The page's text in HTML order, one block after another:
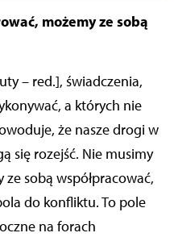
możemy ze sobą
– red.], świadczenia,
a których nie
że nasze drogi w
się rozejść. Nie musimy
sobą współpracować,
do konfliktu. To pole
na forach